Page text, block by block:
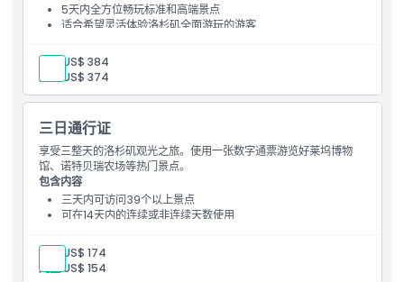
5天内全方位畅玩标准和高端景点
适合希望灵活体验洛杉矶全面游玩的游客
成人: US$ 384
儿童: US$ 374
三日通行证
享受三整天的洛杉矶观光之旅。使用一张数字通票游览好莱坞博物
馆、诺特贝瑞农场等热门景点。
包含内容
三天内可访问39个以上景点
可在14天内的连续或非连续天数使用
成人: US$ 174
儿童:US$ 154